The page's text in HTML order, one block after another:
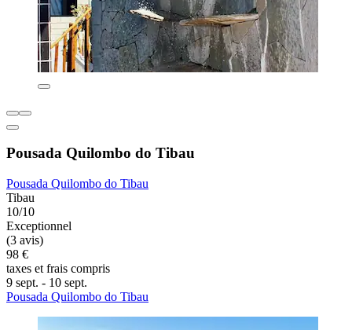
Pousada Quilombo do Tibau
Pousada Quilombo do Tibau
Tibau
10/10
Exceptionnel
(3 avis)
98 €
taxes et frais compris
9 sept. - 10 sept.
Pousada Quilombo do Tibau